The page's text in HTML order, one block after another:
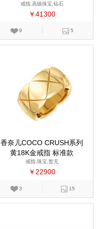
戒指,高级珠宝,钻石
￥41300
9 5
香奈儿COCO CRUSH系列
黄18K金戒指 标准款
戒指,珠宝,暂无
￥22900
3 15